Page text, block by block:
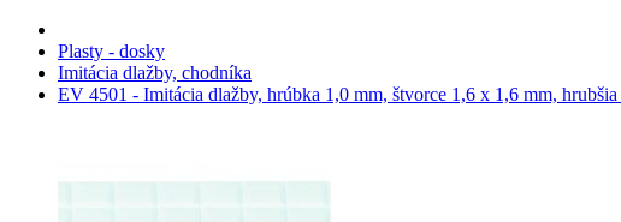
Plasty - dosky
Imitácia dlažby, chodníka
EV 4501 - Imitácia dlažby, hrúbka 1,0 mm, štvorce 1,6 x 1,6 mm, hrubšia